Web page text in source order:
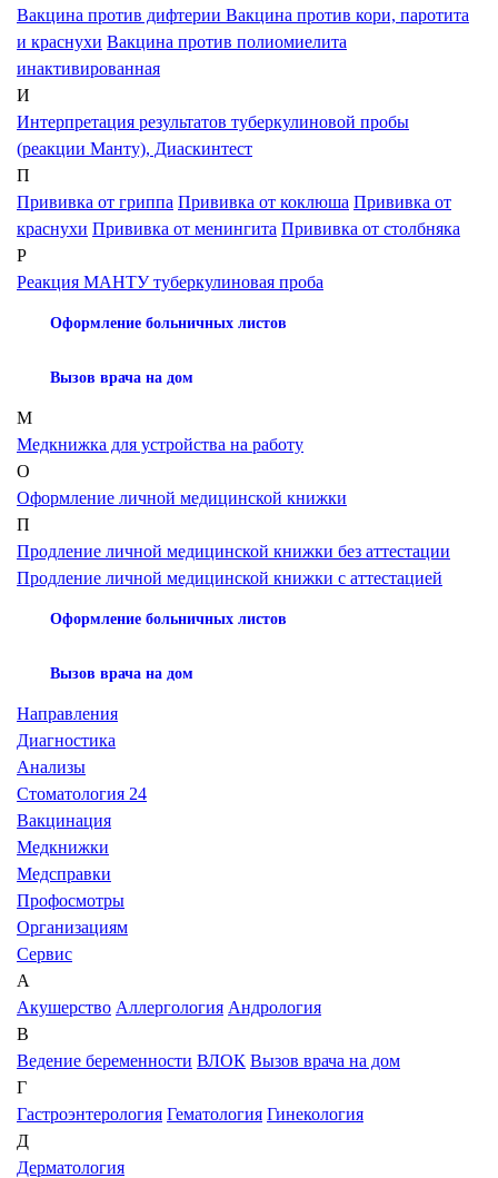
Вакцина против дифтерии Вакцина против кори, паротита
и краснухи Вакцина против полиомиелита
инактивированная
И
Интерпретация результатов туберкулиновой пробы
(реакции Манту), Диаскинтест
П
Прививка от гриппа Прививка от коклюша Прививка от
краснухи Прививка от менингита Прививка от столбняка
Р
Реакция МАНТУ туберкулиновая проба
Оформление больничных листов
Вызов врача на дом
М
Медкнижка для устройства на работу
О
Оформление личной медицинской книжки
П
Продление личной медицинской книжки без аттестации
Продление личной медицинской книжки с аттестацией
Оформление больничных листов
Вызов врача на дом
Направления
Диагностика
Анализы
Стоматология 24
Вакцинация
Медкнижки
Медсправки
Профосмотры
Организациям
Сервис
А
Акушерство Аллергология Андрология
В
Ведение беременности ВЛОК Вызов врача на дом
Г
Гастроэнтерология Гематология Гинекология
Д
Дерматология